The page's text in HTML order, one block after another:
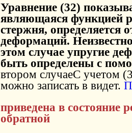
Уравнение (32)
являющаяся функцией
стержня, определяется
деформаций.
этом случае упругие
быть определены с
втором случаеС учетом
можно записать в видет.
приведена в состояние
обратной